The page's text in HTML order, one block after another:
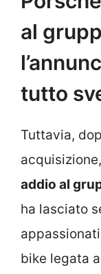
al
tutto
Tuttavia,
acquisizione,
addio al
ha lasciato
bike legata